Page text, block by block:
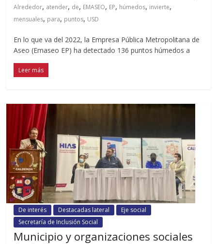
Alrededor, atender, de, EMASEO, EP, húmedos, invierte,
mensuales, para, puntos, USD
En lo que va del 2022, la Empresa Pública Metropolitana de
Aseo (Emaseo EP) ha detectado 136 puntos húmedos a
Leer más
De interés Destacadas lateral
Eje social
Secretaría de Inclusión Social
Municipio y organizaciones sociales